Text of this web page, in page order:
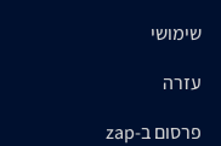
שימושי
עזרה
פרסום ב-zap